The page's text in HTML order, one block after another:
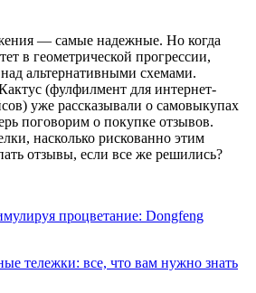
— самые надежные. Но когда
в геометрической прогрессии,
альтернативными схемами.
(фулфилмент для интернет-
уже рассказывали о самовыкупах
поговорим о покупке отзывов.
насколько рискованно этим
отзывы, если все же решились?
процветание: Dongfeng
тележки: все, что вам нужно знать